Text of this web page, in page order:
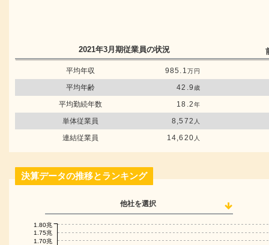
2021年3月期従業員の状況
平均年収 985.1万円
平均年齢 42.9 歳
平均勤続年数 18.2年
単体従業員 8,572 人
連結従業員 14,620 人
決算データの推移とランキング
他社を選択
1.70兆
1.75兆
1.80兆